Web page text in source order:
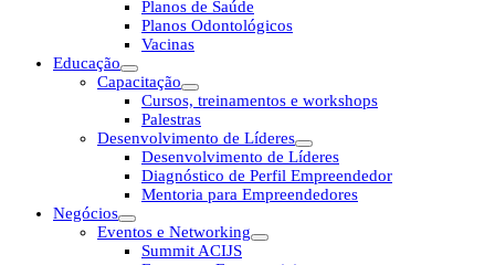
Planos de Saúde
Planos Odontológicos
Vacinas
Educação
Capacitação
Cursos, treinamentos e workshops
Palestras
Desenvolvimento de Líderes
Desenvolvimento de Líderes
Diagnóstico de Perfil Empreendedor
Mentoria para Empreendedores
Negócios
Eventos e Networking
Summit ACIJS